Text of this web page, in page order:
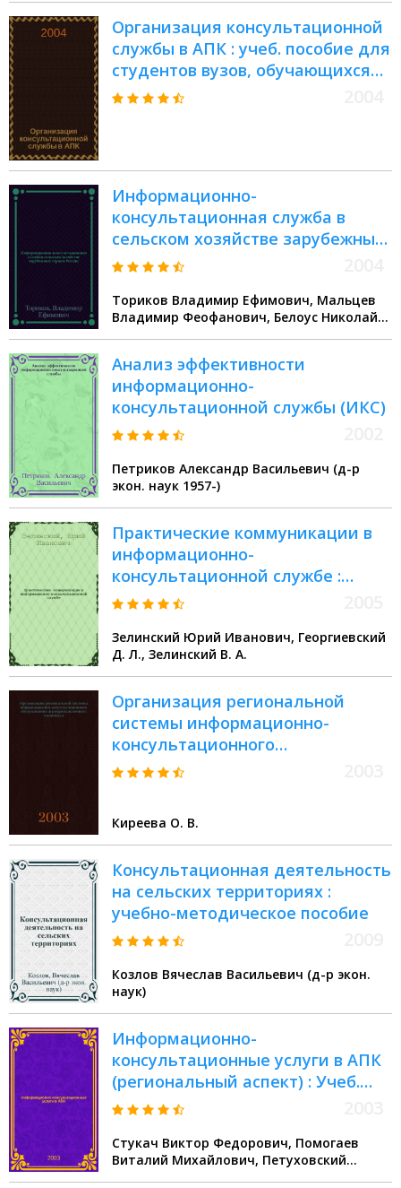
Организация консультационной
службы в АПК : учеб. пособие для
студентов вузов, обучающихся
по специальности 060800
Информационно-
консультационная служба в
сельском хозяйстве зарубежных
стран и России
Ториков Владимир Ефимович, Мальцев
Владимир Феофанович, Белоус Николай
Анализ эффективности
информационно-
консультационной службы (ИКС)
Петриков Александр Васильевич (д-р
экон. наук 1957-)
Практические коммуникации в
информационно-
консультационной службе :
учебное пособие : для студентов
обучающихся по специальности
060800 "Экономика и управление
на предприятии АПК"
Зелинский Юрий Иванович, Георгиевский
Д. Л., Зелинский В. А.
Организация региональной
системы информационно-
консультационного
обслуживания
Киреева О. В.
Консультационная деятельность
на сельских территориях :
учебно-методическое пособие
Козлов Вячеслав Васильевич (д-р экон.
наук)
Информационно-
консультационные услуги в АПК
(региональный аспект) : Учеб.
пособие для студентов вузов по
на предприятии АПК
Стукач Виктор Федорович, Помогаев
Виталий Михайлович, Петуховский